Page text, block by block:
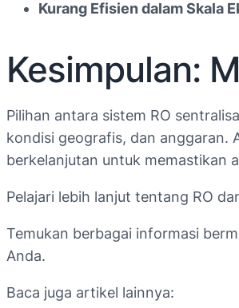
Kurang Efisien dalam Skala
Kesimpulan:
Pilihan antara sistem RO
kondisi geografis, dan anggaran.
berkelanjutan untuk memastikan
Pelajari lebih lanjut tentang RO
Temukan berbagai informasi
Anda.
Baca juga artikel lainnya: